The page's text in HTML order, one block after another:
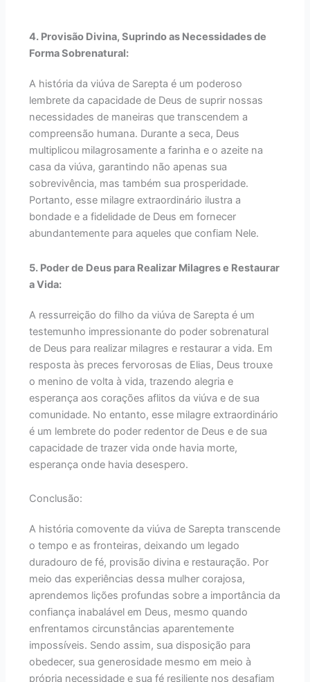
4. Provisão Divina, Suprindo as Necessidades de
Forma Sobrenatural:
A história da viúva de Sarepta é um poderoso
lembrete da capacidade de Deus de suprir nossas
necessidades de maneiras que transcendem a
compreensão humana. Durante a seca, Deus
multiplicou milagrosamente a farinha e o azeite na
casa da viúva, garantindo não apenas sua
sobrevivência, mas também sua prosperidade.
Portanto, esse milagre extraordinário ilustra a
bondade e a fidelidade de Deus em fornecer
abundantemente para aqueles que confiam Nele.
5. Poder de Deus para Realizar Milagres e Restaurar
a Vida:
A ressurreição do filho da viúva de Sarepta é um
testemunho impressionante do poder sobrenatural
de Deus para realizar milagres e restaurar a vida. Em
resposta às preces fervorosas de Elias, Deus trouxe
o menino de volta à vida, trazendo alegria e
esperança aos corações aflitos da viúva e de sua
comunidade. No entanto, esse milagre extraordinário
é um lembrete do poder redentor de Deus e de sua
capacidade de trazer vida onde havia morte,
esperança onde havia desespero.
Conclusão:
A história comovente da viúva de Sarepta transcende
o tempo e as fronteiras, deixando um legado
duradouro de fé, provisão divina e restauração. Por
meio das experiências dessa mulher corajosa,
aprendemos lições profundas sobre a importância da
confiança inabalável em Deus, mesmo quando
enfrentamos circunstâncias aparentemente
impossíveis. Sendo assim, sua disposição para
obedecer, sua generosidade mesmo em meio à
própria necessidade e sua fé resiliente nos desafiam